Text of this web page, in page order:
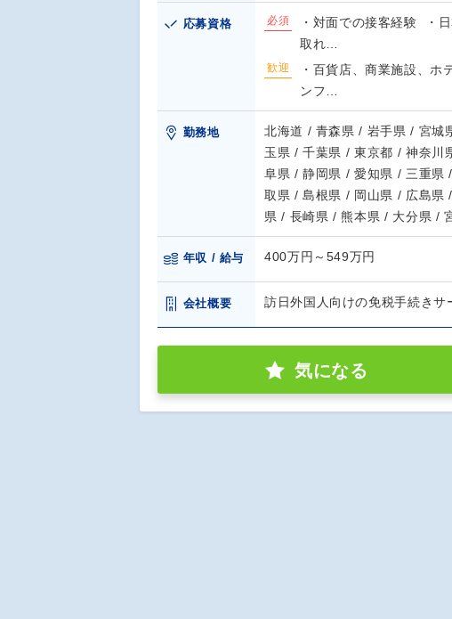
応募資格 必須
・対面での接客経験 ・
取れ…
歓迎
・百貨店、商業施設、
ンフ…
勤務地
北海道 / 青森県 / 岩手県 / 宮城
玉県 / 千葉県 / 東京都 / 神奈川
阜県 / 静岡県 / 愛知県 / 三重県
取県 / 島根県 / 岡山県 / 広島県
県 / 長崎県 / 熊本県 / 大分県 /
年収 / 給与 400万円～549万円
会社概要 訪日外国人向けの免税手続き
気になる